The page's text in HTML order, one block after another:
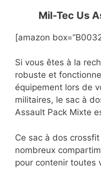
Mil-Tec Us
[amazon
Si vous êtes à la
robuste et
équipement lors de
militaires, le sac à
Assault Pack Mixte
Ce sac à dos
nombreux
pour contenir toutes